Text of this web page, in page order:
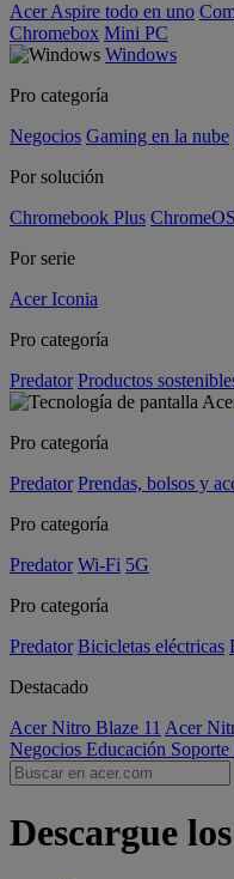
Acer Aspire todo en uno
Chromebox Mini PC
Windows
Pro categoría
Negocios Gaming en la nube
Por solución
Chromebook Plus
Por serie
Acer Iconia
Pro categoría
Predator Productos
Pro categoría
Predator Prendas, bolsos y
Pro categoría
Predator Wi-Fi 5G
Pro categoría
Predator Bicicletas eléctricas
Destacado
Acer Nitro Blaze 11 Acer
Negocios Educación Soporte
Descargue